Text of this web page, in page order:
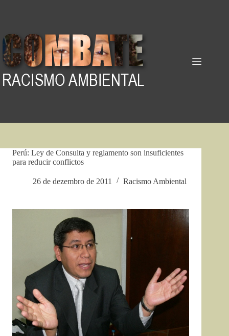
Perú: Ley de Consulta y reglamento son insuficientes
para reducir conflictos
26 de dezembro de 2011 Racismo Ambiental